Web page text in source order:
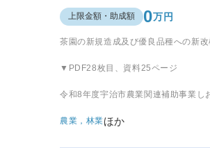
上限金額・助成額 0万円
茶園の新規造成及び優良品種への新
▼PDF28枚目、資料25ページ
令和8年度宇治市農業関連補助事業
農業，林業ほか